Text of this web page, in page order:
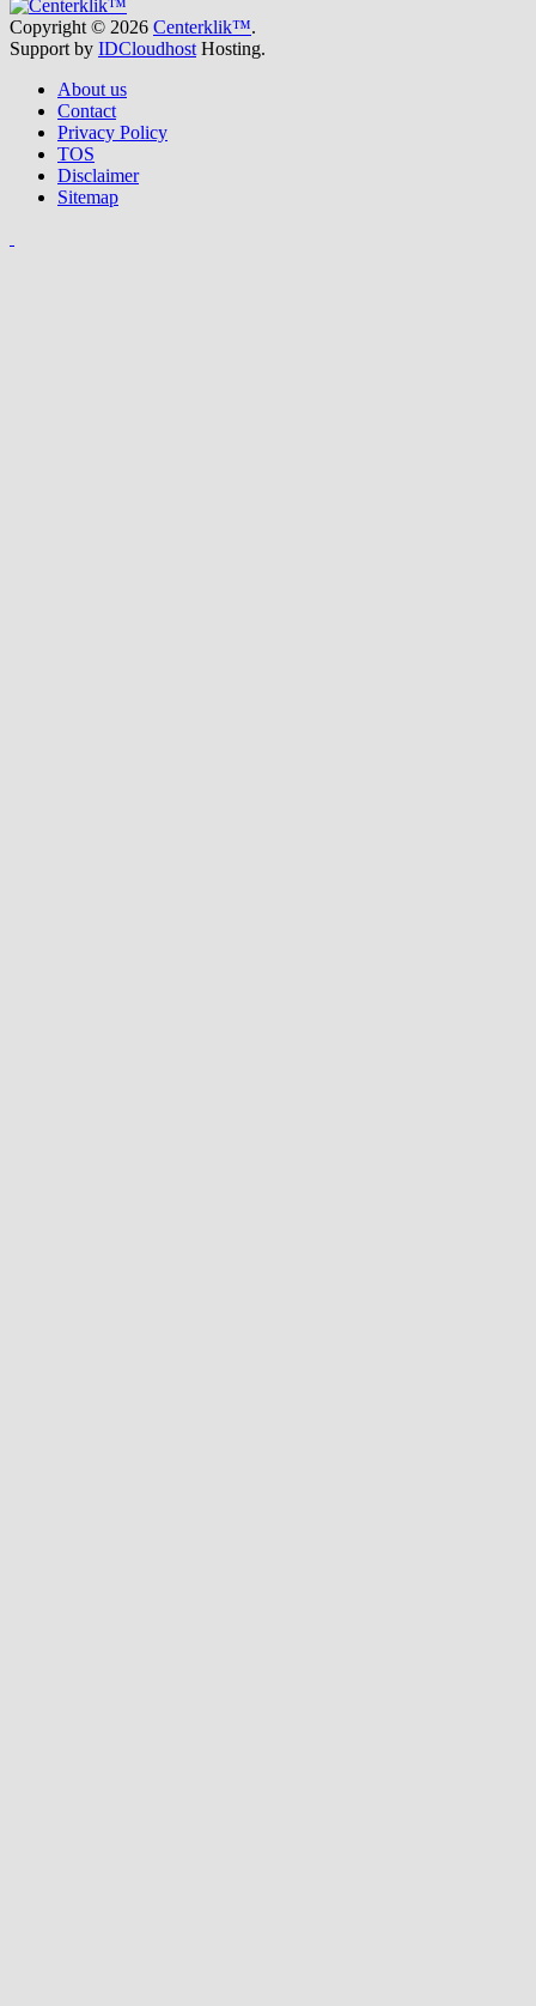
Copyright © 2026 Centerklik™.
Support by IDCloudhost Hosting.
About us
Contact
Privacy Policy
TOS
Disclaimer
Sitemap